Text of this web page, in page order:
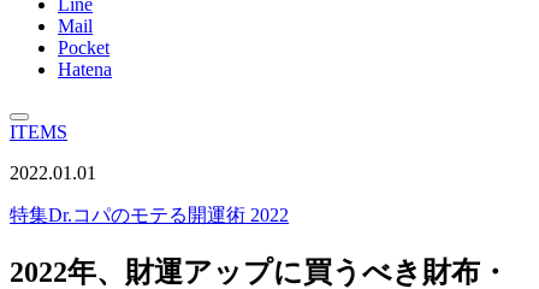
Line
Mail
Pocket
Hatena
ITEMS
2022.01.01
特集Dr.コパのモテる開運術 2022
2022年、財運アップに買うべき財布・